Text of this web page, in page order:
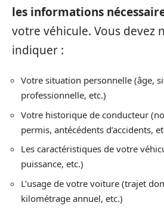
les informations
votre véhicule. Vous devez
indiquer :
Votre situation personnelle (âge,
professionnelle, etc.)
Votre historique de conducteur
permis, antécédents d’accidents,
Les caractéristiques de votre
puissance, etc.)
L’usage de votre voiture (trajet
kilométrage annuel, etc.)